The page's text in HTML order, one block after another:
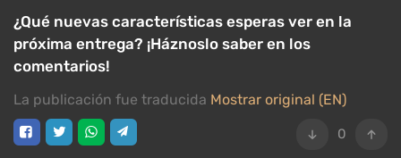
¿Qué nuevas características esperas ver en la
próxima entrega? ¡Háznoslo saber en los
comentarios!
La publicación fue traducida Mostrar original (EN)
0